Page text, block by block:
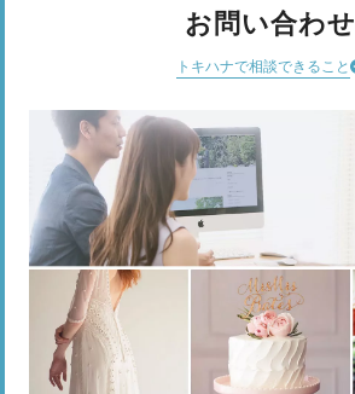
お問い合わせ
トキハナで相談できること